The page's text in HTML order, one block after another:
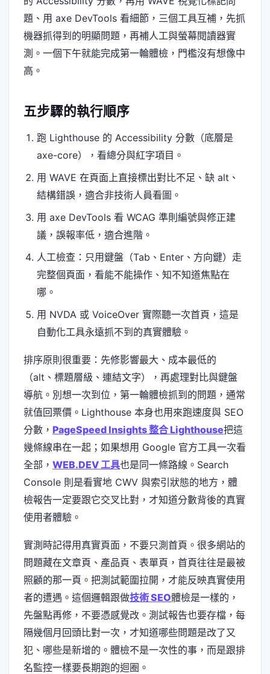
題、用 axe DevTools 看細節，三個工具互補，先抓
機器抓得到的明顯問題，再補人工與螢幕閱讀器實
測。一個下午就能完成第一輪體檢，門檻沒有想像中
高。
五步驟的執行順序
跑 Lighthouse 的 Accessibility 分數（底層是
axe-core），看總分與紅字項目。
用 WAVE 在頁面上直接標出對比不足、缺 alt、
結構錯誤，適合非技術人員看圖。
用 axe DevTools 看 WCAG 準則編號與修正建
議，誤報率低，適合進階。
人工檢查：只用鍵盤（Tab、Enter、方向鍵）走
完整個頁面，看能不能操作、知不知道焦點在
哪。
用 NVDA 或 VoiceOver 實際聽一次首頁，這是
自動化工具永遠抓不到的真實體驗。
排序原則很重要：先修影響最大、成本最低的
（alt、標題層級、連結文字），再處理對比與鍵盤
導航。別想一次到位，第一輪體檢抓到的問題，通常
就值回票價。Lighthouse 本身也用來跑速度與 SEO
分數， PageSpeed Insights 整合 Lighthouse把這
幾條線串在一起；如果想用 Google 官方工具一次看
全部， WEB.DEV 工具也是同一條路線。Search
Console 則是看實地 CWV 與索引狀態的地方，體
檢報告一定要跟它交叉比對，才知道分數背後的真實
使用者體驗。
實測時記得用真實頁面，不要只測首頁。很多網站的
問題藏在文章頁、產品頁、表單頁，首頁往往是最被
照顧的那一頁。把測試範圍拉開，才能反映真實使用
者的遭遇。這個邏輯跟做技術 SEO體檢是一樣的，
先盤點再修，不要憑感覺改。測試報告也要存檔，每
隔幾個月回頭比對一次，才知道哪些問題是改了又
犯、哪些是新增的。體檢不是一次性的事，而是跟排
名監控一樣要長期跑的迴圈。